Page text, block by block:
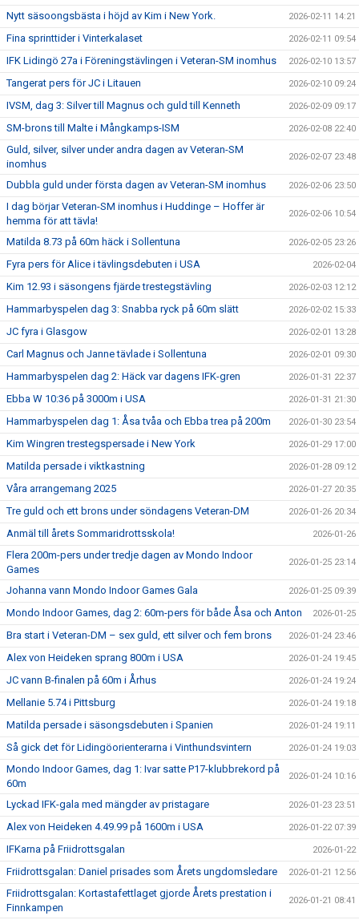
Nytt säsoongsbästa i höjd av Kim i New York. 2026-02-11 14:21
Fina sprinttider i Vinterkalaset 2026-02-11 09:54
IFK Lidingö 27a i Föreningstävlingen i Veteran-SM inomhus 2026-02-10 13:57
Tangerat pers för JC i Litauen 2026-02-10 09:24
IVSM, dag 3: Silver till Magnus och guld till Kenneth 2026-02-09 09:17
SM-brons till Malte i Mångkamps-ISM 2026-02-08 22:40
Guld, silver, silver under andra dagen av Veteran-SM
inomhus
2026-02-07 23:48
Dubbla guld under första dagen av Veteran-SM inomhus 2026-02-06 23:50
I dag börjar Veteran-SM inomhus i Huddinge – Hoffer är
hemma för att tävla!
2026-02-06 10:54
Matilda 8.73 på 60m häck i Sollentuna 2026-02-05 23:26
Fyra pers för Alice i tävlingsdebuten i USA 2026-02-04
Kim 12.93 i säsongens fjärde trestegstävling 2026-02-03 12:12
Hammarbyspelen dag 3: Snabba ryck på 60m slätt 2026-02-02 15:33
JC fyra i Glasgow 2026-02-01 13:28
Carl Magnus och Janne tävlade i Sollentuna 2026-02-01 09:30
Hammarbyspelen dag 2: Häck var dagens IFK-gren 2026-01-31 22:37
Ebba W 10:36 på 3000m i USA 2026-01-31 21:30
Hammarbyspelen dag 1: Åsa tvåa och Ebba trea på 200m 2026-01-30 23:54
Kim Wingren trestegspersade i New York 2026-01-29 17:00
Matilda persade i viktkastning 2026-01-28 09:12
Våra arrangemang 2025 2026-01-27 20:35
Tre guld och ett brons under söndagens Veteran-DM 2026-01-26 20:34
Anmäl till årets Sommaridrottsskola! 2026-01-26
Flera 200m-pers under tredje dagen av Mondo Indoor
Games
2026-01-25 23:14
Johanna vann Mondo Indoor Games Gala 2026-01-25 09:39
Mondo Indoor Games, dag 2: 60m-pers för både Åsa och Anton 2026-01-25
Bra start i Veteran-DM – sex guld, ett silver och fem brons 2026-01-24 23:46
Alex von Heideken sprang 800m i USA 2026-01-24 19:45
JC vann B-finalen på 60m i Århus 2026-01-24 19:24
Mellanie 5.74 i Pittsburg 2026-01-24 19:18
Matilda persade i säsongsdebuten i Spanien 2026-01-24 19:11
Så gick det för Lidingöorienterarna i Vinthundsvintern 2026-01-24 19:03
Mondo Indoor Games, dag 1: Ivar satte P17-klubbrekord på
60m
2026-01-24 10:16
Lyckad IFK-gala med mängder av pristagare 2026-01-23 23:51
Alex von Heideken 4.49.99 på 1600m i USA 2026-01-22 07:39
IFKarna på Friidrottsgalan 2026-01-22
Friidrottsgalan: Daniel prisades som Årets ungdomsledare 2026-01-21 12:56
Friidrottsgalan: Kortastafettlaget gjorde Årets prestation i
Finnkampen
2026-01-21 08:41